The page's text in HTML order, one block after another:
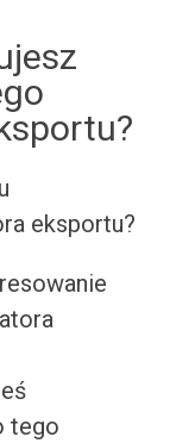
eksportu?
tego